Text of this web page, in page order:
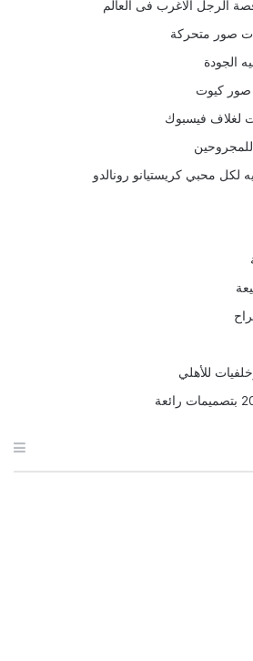
الرجل الاغرب فى العالم
صور متحركة
الجودة
صور كيوت
لغلاف فيسبوك
لكل محبي كريستيانو رونالدو
للأهلي